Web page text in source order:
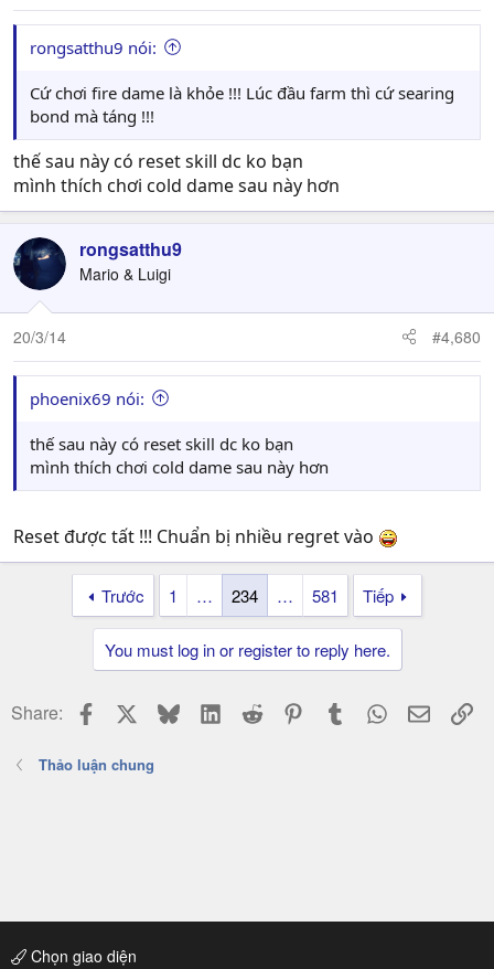
rongsatthu9 nói:
Cứ chơi fire dame là khỏe !!! Lúc đầu farm thì cứ searing
bond mà táng !!!
thế sau này có reset skill dc ko bạn
mình thích chơi cold dame sau này hơn
rongsatthu9
Mario & Luigi
20/3/14 #4,680
phoenix69 nói:
thế sau này có reset skill dc ko bạn
mình thích chơi cold dame sau này hơn
Reset được tất !!! Chuẩn bị nhiều regret vào
Trước 1 … 234 … 581 Tiếp
You must log in or register to reply here.
Share: Facebook BlueskyLinkedIn
Reddit PinterestTumblr WhatsApp
Email
Thảo luận chung
Chọn giao diện